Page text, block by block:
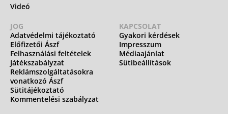
Videó
JOG
Adatvédelmi tájékoztató
Előfizetői Ászf
Felhasználási feltételek
Játékszabályzat
Reklámszolgáltatásokra
vonatkozó Ászf
Sütitájékoztató
Kommentelési szabályzat
KAPCSOLAT
Gyakori kérdések
Impresszum
Médiaajánlat
Sütibeállítások